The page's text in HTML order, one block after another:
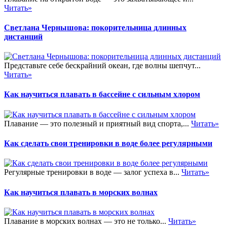
Читать»
Светлана Чернышова: покорительница длинных
дистанций
Представьте себе бескрайний океан, где волны шепчут...
Читать»
Как научиться плавать в бассейне с сильным хлором
Плавание — это полезный и приятный вид спорта,... Читать»
Как сделать свои тренировки в воде более регулярными
Регулярные тренировки в воде — залог успеха в... Читать»
Как научиться плавать в морских волнах
Плавание в морских волнах — это не только... Читать»